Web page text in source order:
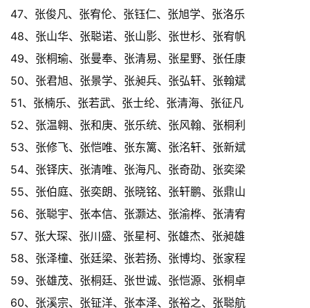
47、张俊凡、张宥伦、张钰仁、张旭学、张洛乐
48、张山华、张聪诺、张山影、张世杉、张宥帆
49、张桐瑜、张曼奉、张清易、张星野、张任康
50、张君旭、张景学、张昶兵、张弘轩、张翰斌
51、张楠乐、张若武、张士纶、张清海、张征凡
52、张温翱、张和庚、张乐统、张风翰、张桐利
53、张修飞、张恺唯、张东篱、张洺轩、张新斌
54、张铎庆、张清唯、张海凡、张奇劭、张奕梁
55、张伯庭、张奕朗、张晓铭、张轩鹏、张鼎山
56、张聪宇、张本信、张灏达、张渝桦、张清宥
57、张大琛、张川盛、张星柯、张雄杰、张昶雄
58、张泽橦、张廷梁、张若扬、张博均、张家程
59、张雄茂、张桐廷、张世诚、张恺源、张桐卓
60、张溪宗、张钲洋、张本泽、张裕之、张聪航